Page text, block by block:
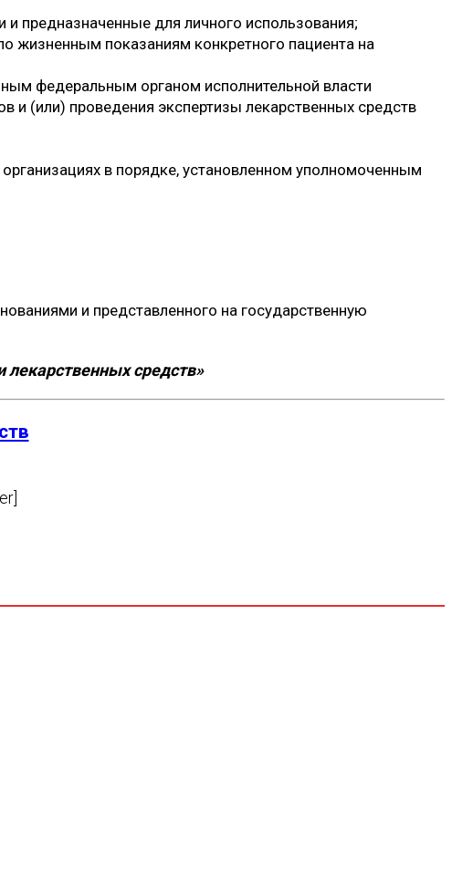
предназначенные для личного использования;
показаниям конкретного пациента на
федеральным органом исполнительной власти
и (или) проведения экспертизы лекарственных средств
в порядке, установленном уполномоченным
и представленного на государственную
средств»